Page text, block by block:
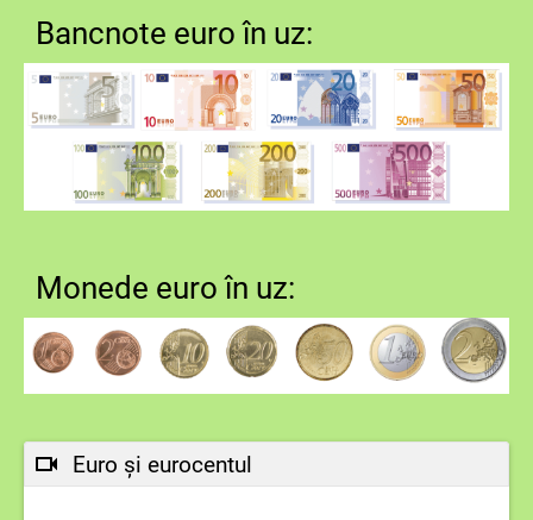
Bancnote euro în uz:
Monede euro în uz:
Euro și eurocentul